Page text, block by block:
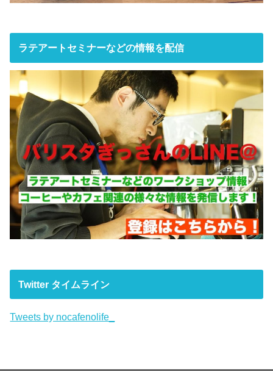
ラテアートセミナーなどの情報を配信
Twitter タイムライン
Tweets by nocafenolife_